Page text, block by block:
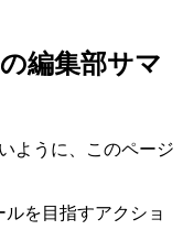
の編集部サマ
ように、このページ
を目指すアクショ